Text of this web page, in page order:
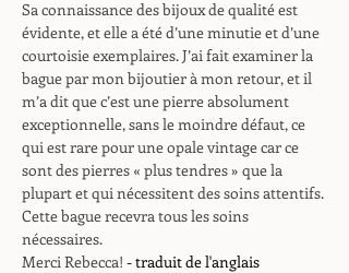
Sa connaissance des bijoux de qualité est
évidente, et elle a été d’une minutie et d’une
courtoisie exemplaires. J’ai fait examiner la
bague par mon bijoutier à mon retour, et il
m’a dit que c’est une pierre absolument
exceptionnelle, sans le moindre défaut, ce
qui est rare pour une opale vintage car ce
sont des pierres « plus tendres » que la
plupart et qui nécessitent des soins attentifs.
Cette bague recevra tous les soins
nécessaires.
Merci Rebecca! - traduit de l'anglais